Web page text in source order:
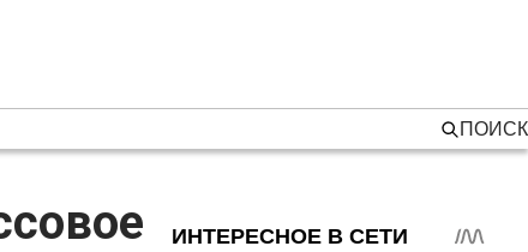
ПОИСК